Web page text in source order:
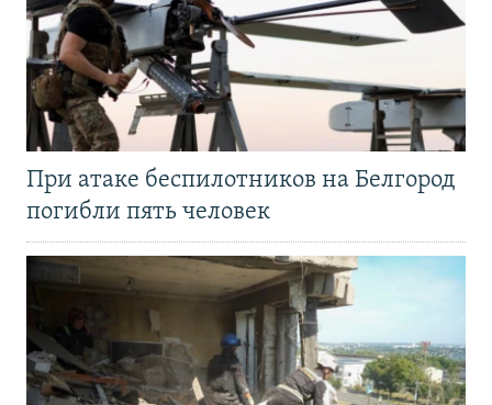
При атаке беспилотников на Белгород
погибли пять человек